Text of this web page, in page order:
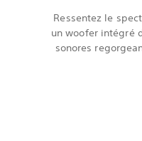
Ressentez le
un woofer intégré
sonores